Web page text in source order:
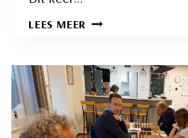
LEES MEER PETER
OPNIEUW
CLUBKAMPIOEN